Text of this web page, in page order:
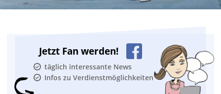
Jetzt Fan werden!
täglich interessante News
Infos zu Verdienstmöglichkeiten